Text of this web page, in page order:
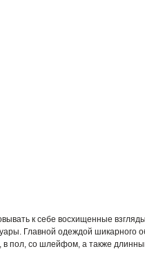
к себе восхищенные
Главной одеждой шикарного
пол, со шлейфом, а также